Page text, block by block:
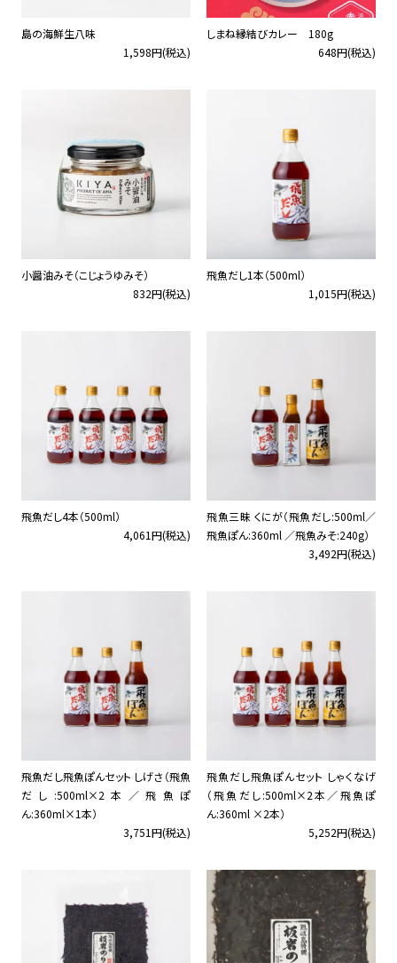
島の海鮮生八味
1,598円(税込)
しまね縁結びカレー 180g
648円(税込)
小醤油みそ（こじょうゆみそ）
832円(税込)
飛魚だし1本（500ml）
1,015円(税込)
飛魚だし4本（500ml）
4,061円(税込)
飛魚三昧 くにが（飛魚だし:500ml／
飛魚ぽん:360ml ／飛魚みそ:240g）
3,492円(税込)
飛魚だし飛魚ぽんセット しげさ（飛魚
だし:500ml×2本／飛魚ぽ
ん:360ml×1本）
3,751円(税込)
飛魚だし飛魚ぽんセット しゃくなげ
（飛魚だし:500ml×2本／飛魚ぽ
ん:360ml ×2本）
5,252円(税込)